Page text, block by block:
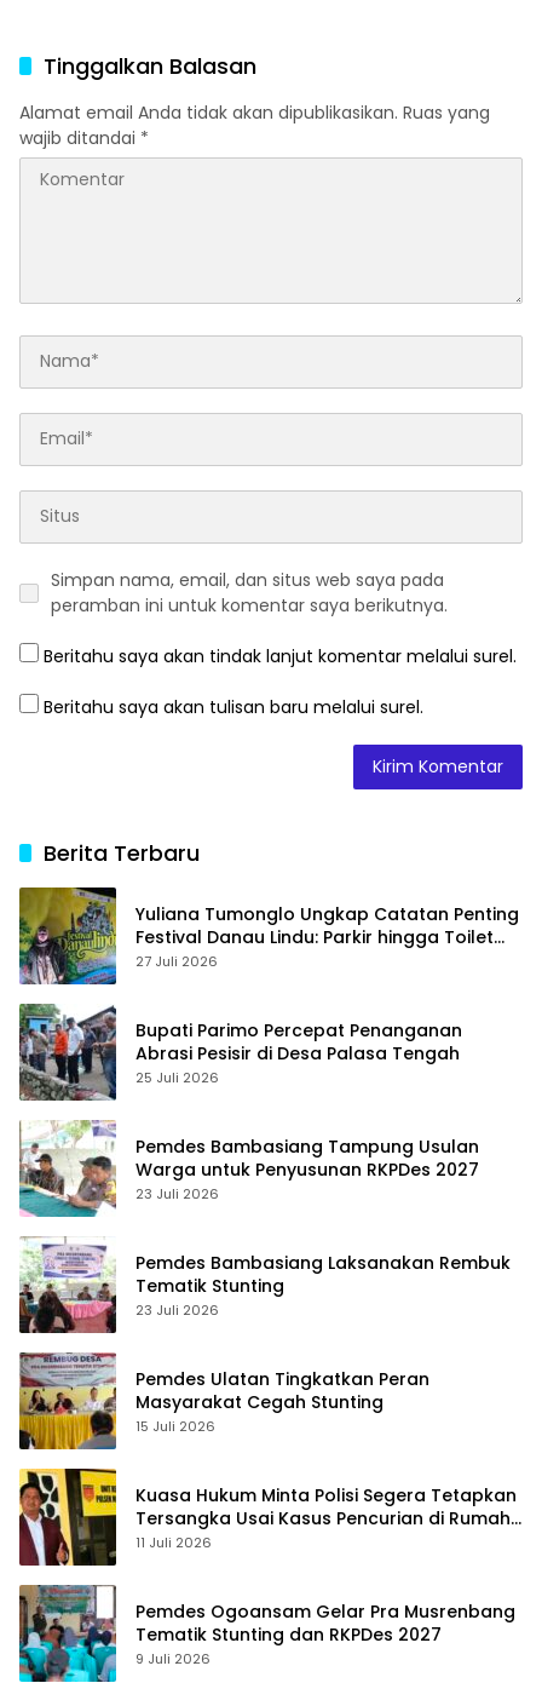
Tinggalkan Balasan
Alamat email Anda tidak akan dipublikasikan. Ruas yang
wajib ditandai *
Simpan nama, email, dan situs web saya pada
peramban ini untuk komentar saya berikutnya.
Beritahu saya akan tindak lanjut komentar melalui surel.
Beritahu saya akan tulisan baru melalui surel.
Berita Terbaru
Yuliana Tumonglo Ungkap Catatan Penting
Festival Danau Lindu: Parkir hingga Toilet
Harus Jadi Prioritas
27 Juli 2026
Bupati Parimo Percepat Penanganan
Abrasi Pesisir di Desa Palasa Tengah
25 Juli 2026
Pemdes Bambasiang Tampung Usulan
Warga untuk Penyusunan RKPDes 2027
23 Juli 2026
Pemdes Bambasiang Laksanakan Rembuk
Tematik Stunting
23 Juli 2026
Pemdes Ulatan Tingkatkan Peran
Masyarakat Cegah Stunting
15 Juli 2026
Kuasa Hukum Minta Polisi Segera Tetapkan
Tersangka Usai Kasus Pencurian di Rumah
Anggota Dewan Bantul di Sigi Naik
11 Juli 2026
Pemdes Ogoansam Gelar Pra Musrenbang
Tematik Stunting dan RKPDes 2027
9 Juli 2026